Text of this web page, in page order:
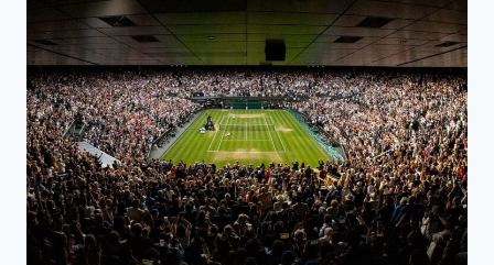
BESØGE
STORBRITANNIEN
SNART